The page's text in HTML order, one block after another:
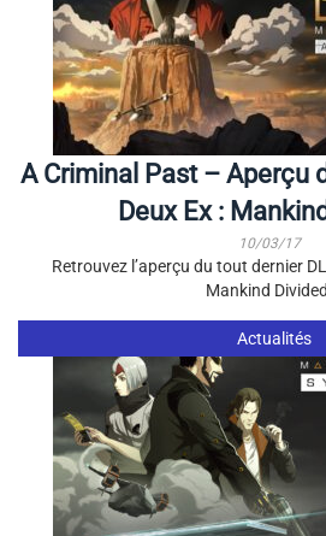
A Criminal Past – Aperçu
Deux Ex :
10/03/17
Retrouvez l’aperçu du tout dernier
Mankind
Actualités